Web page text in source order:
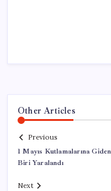
Other Articles
Previous
1 Mayıs Kutlamalarına
Biri Yaralandı
Next